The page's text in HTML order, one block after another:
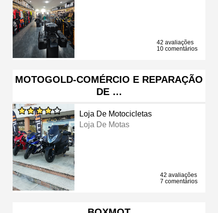
42 avaliações
10 comentários
MOTOGOLD-COMÉRCIO E REPARAÇÃO
DE …
Loja De Motocicletas
Loja De Motas
42 avaliações
7 comentários